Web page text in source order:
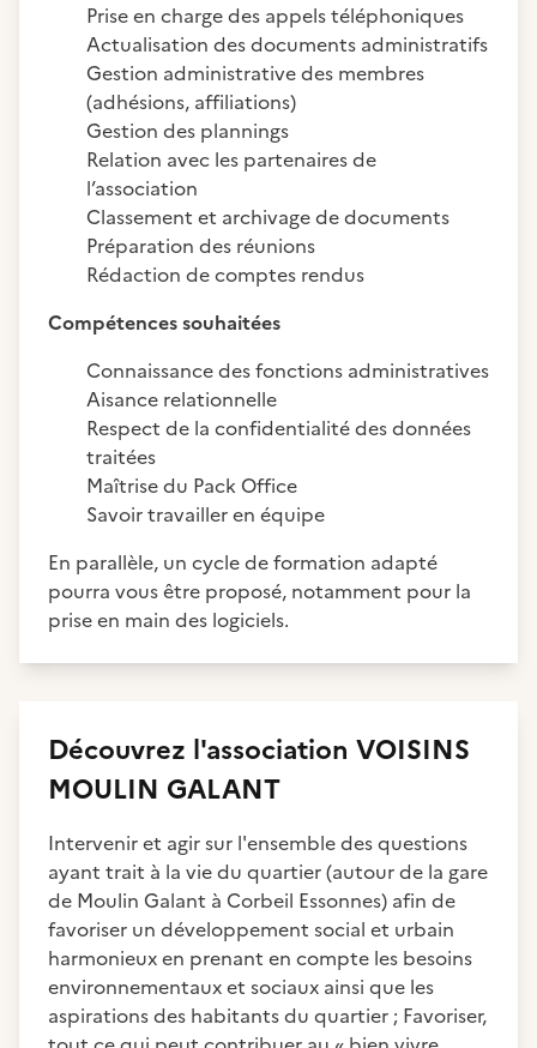
Prise en charge des appels téléphoniques
Actualisation des documents administratifs
Gestion administrative des membres
(adhésions, affiliations)
Gestion des plannings
Relation avec les partenaires de
l’association
Classement et archivage de documents
Préparation des réunions
Rédaction de comptes rendus
Compétences souhaitées
Connaissance des fonctions administratives
Aisance relationnelle
Respect de la confidentialité des données
traitées
Maîtrise du Pack Office
Savoir travailler en équipe
En parallèle, un cycle de formation adapté
pourra vous être proposé, notamment pour la
prise en main des logiciels.
Découvrez l'association VOISINS
MOULIN GALANT
Intervenir et agir sur l'ensemble des questions
ayant trait à la vie du quartier (autour de la gare
de Moulin Galant à Corbeil Essonnes) afin de
favoriser un développement social et urbain
harmonieux en prenant en compte les besoins
environnementaux et sociaux ainsi que les
aspirations des habitants du quartier ; Favoriser,